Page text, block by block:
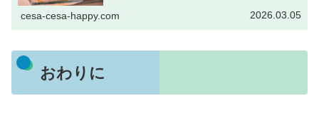
cesa-cesa-happy.com 2026.03.05
おわりに